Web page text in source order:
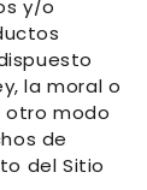
y/o
la moral o
otro modo
de
del Sitio